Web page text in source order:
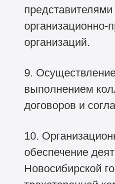
организаций.
9.
выполнением
договоров и
10.
обеспечение
Новосибирской